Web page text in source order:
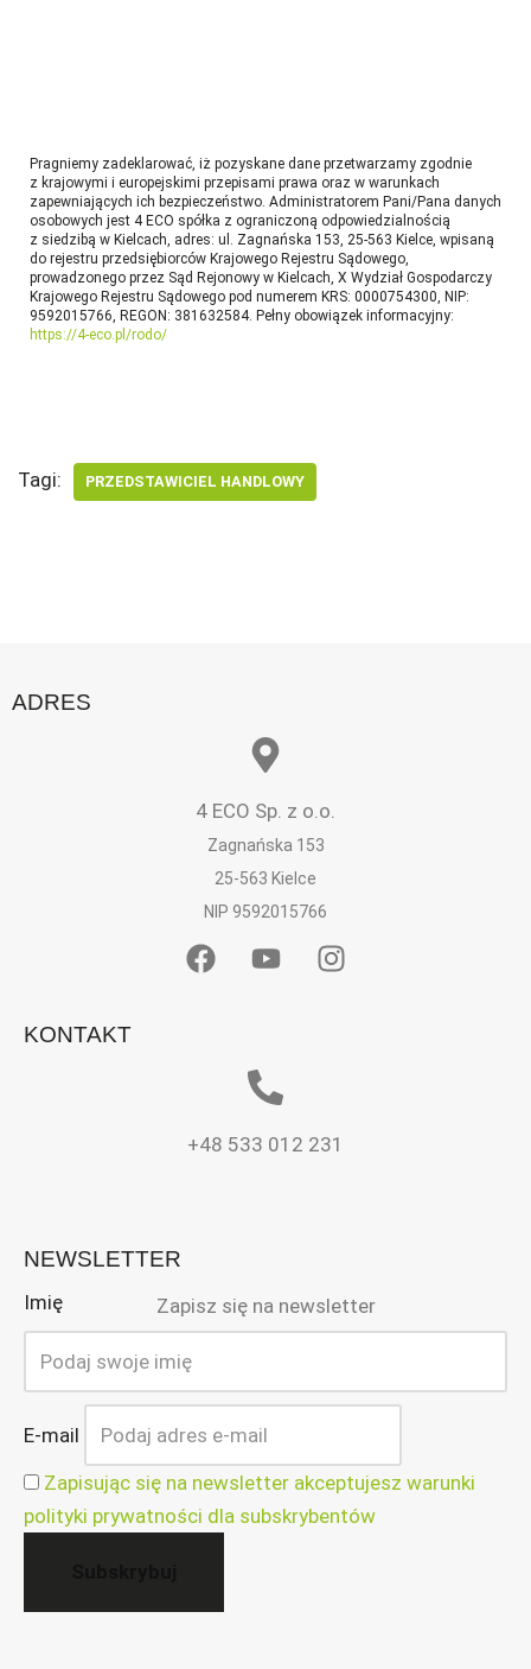
Pragniemy zadeklarować, iż pozyskane dane przetwarzamy zgodnie
z krajowymi i europejskimi przepisami prawa oraz w warunkach
zapewniających ich bezpieczeństwo. Administratorem Pani/Pana danych
osobowych jest 4 ECO spółka z ograniczoną odpowiedzialnością
z siedzibą w Kielcach, adres: ul. Zagnańska 153, 25-563 Kielce, wpisaną
do rejestru przedsiębiorców Krajowego Rejestru Sądowego,
prowadzonego przez Sąd Rejonowy w Kielcach, X Wydział Gospodarczy
Krajowego Rejestru Sądowego pod numerem KRS: 0000754300, NIP:
9592015766, REGON: 381632584. Pełny obowiązek informacyjny:
https://4-eco.pl/rodo/
Tagi: PRZEDSTAWICIEL HANDLOWY
ADRES
4 ECO Sp. z o.o.
Zagnańska 153
25-563 Kielce
NIP 9592015766
KONTAKT
+48 533 012 231
NEWSLETTER
Zapisz się na newsletter
Imię
E-mail
Zapisując się na newsletter akceptujesz warunki
polityki prywatności dla subskrybentów